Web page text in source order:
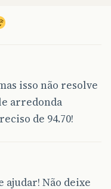
isso não resolve
arredonda
de 94.70!
ajudar! Não deixe